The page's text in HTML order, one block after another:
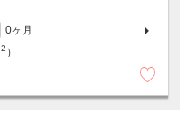
0ヶ月
2 ）